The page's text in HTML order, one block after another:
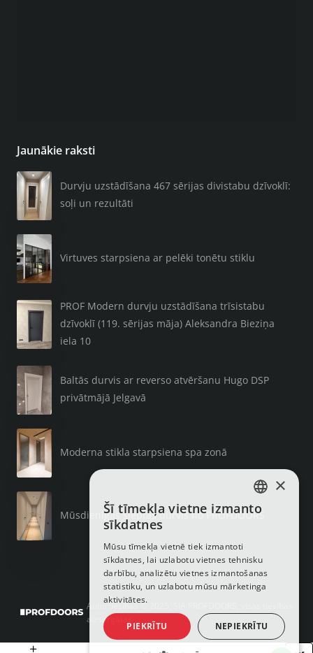
Jaunākie raksti
Durvju uzstādīšana 467 sērijas divistabu dzīvoklī:
soļi un rezultāti
Virtuves starpsiena ar pelēki tonētu stiklu
PROF Modern durvju uzstādīšana trīsistabu
dzīvoklī (119. sērijas māja) Aleksandra Bieziņa
iela 10
Baltās durvis ar reverso atvēršanu Hugo DSP
privātmājā Jelgavā
Moderna stikla starpsiena spa zonā
Mūsdienīgas slēptās durvis no PROFDOORS
Autortiesības © 2025, SIA PROFDOORS, visas tiesības
aizsargātas
LATVIAN
ENGLISH
×
Šī tīmekļa vietne izmanto
sīkdatnes
Mūsu tīmekļa vietnē tiek izmantoti
sīkdatnes, lai uzlabotu vietnes tehnisku
darbību, analizētu vietnes izmantošanas
statistiku, un uzlabotu mūsu mārketinga
aktivitātes.
PIEKRĪTU NEPIEKRĪTU